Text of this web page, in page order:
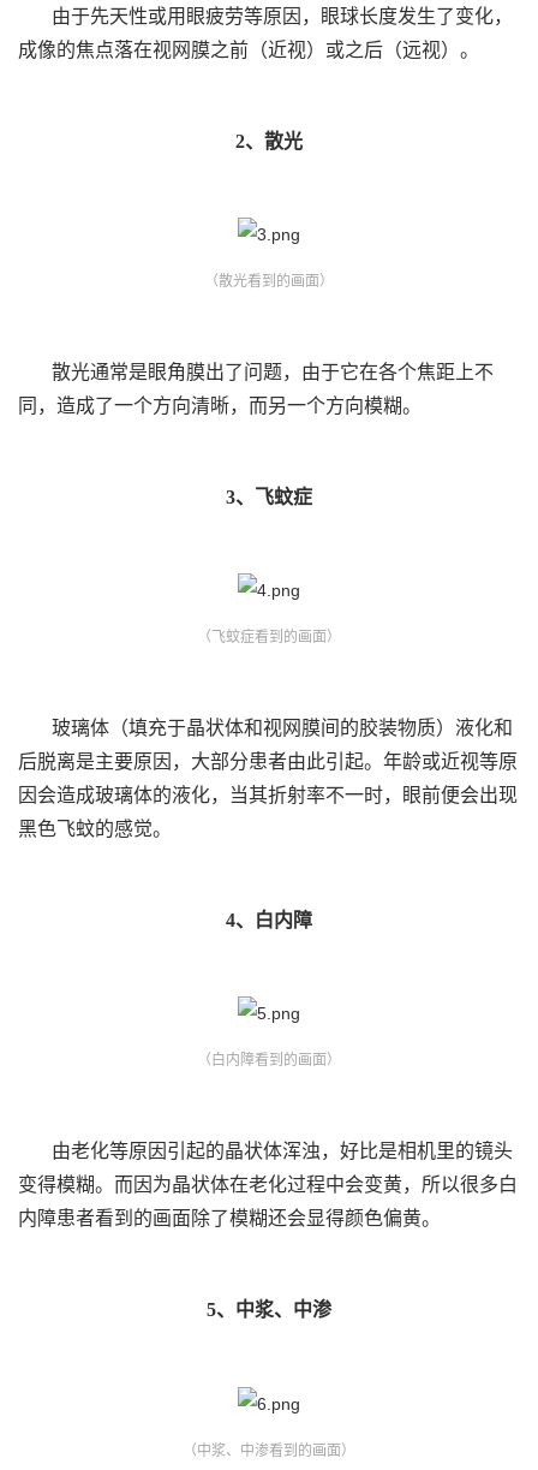
由于先天性或用眼疲劳等原因，眼球长度发生了变化，
成像的焦点落在视网膜之前（近视）或之后（远视）。
2、散光
（散光看到的画面）
散光通常是眼角膜出了问题，由于它在各个焦距上不
同，造成了一个方向清晰，而另一个方向模糊。
3、飞蚊症
（飞蚊症看到的画面）
玻璃体（填充于晶状体和视网膜间的胶装物质）液化和
后脱离是主要原因，大部分患者由此引起。年龄或近视等原
因会造成玻璃体的液化，当其折射率不一时，眼前便会出现
黑色飞蚊的感觉。
4、白内障
（白内障看到的画面）
由老化等原因引起的晶状体浑浊，好比是相机里的镜头
变得模糊。而因为晶状体在老化过程中会变黄，所以很多白
内障患者看到的画面除了模糊还会显得颜色偏黄。
5、中浆、中渗
（中浆、中渗看到的画面）